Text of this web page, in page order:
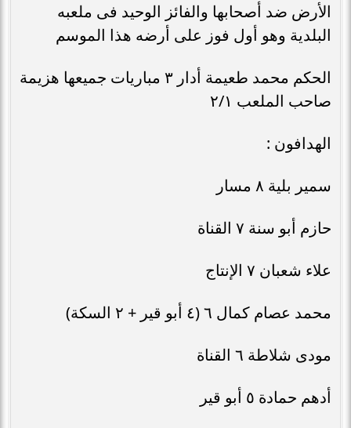
الأرض ضد أصحابها والفائز الوحيد فى ملعبه
البلدية وهو أول فوز على أرضه هذا الموسم
الحكم محمد طعيمة أدار ٣ مباريات جميعها هزيمة
صاحب الملعب ٢/١
الهدافون :
سمير بلية ٨ مسار
حازم أبو سنة ٧ القناة
علاء شعبان ٧ الإنتاج
محمد عصام كمال ٦ (٤ أبو قير + ٢ السكة)
مودى شلاطة ٦ القناة
أدهم حمادة ٥ أبو قير